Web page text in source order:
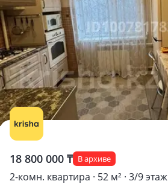
18 800 000 ₸ В архиве
2-комн. квартира · 52 м² · 3/9 этаж